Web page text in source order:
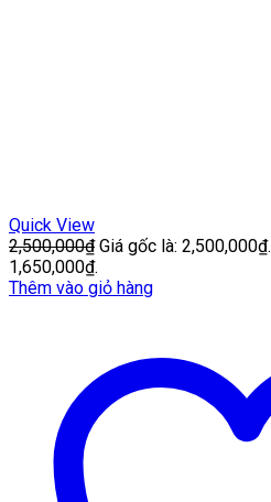
Quick View
2,500,000₫ Giá gốc là: 2,500,000₫.
1,650,000₫.
Thêm vào giỏ hàng